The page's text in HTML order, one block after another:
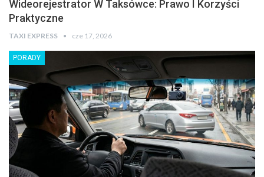
Wideorejestrator W Taksówce: Prawo I Korzyści
Praktyczne
TAXI EXPRESS cze 17, 2026
PORADY